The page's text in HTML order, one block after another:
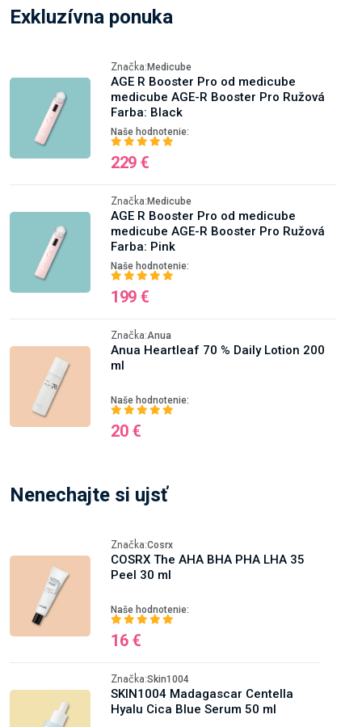
Exkluzívna ponuka
Značka: Medicube
AGE R Booster Pro od medicube
medicube AGE-R Booster Pro Ružová
Farba: Black
Naše hodnotenie:
229 €
Značka: Medicube
AGE R Booster Pro od medicube
medicube AGE-R Booster Pro Ružová
Farba: Pink
Naše hodnotenie:
199 €
Značka:Anua
Anua Heartleaf 70 % Daily Lotion 200
ml
Naše hodnotenie:
20 €
Nenechajte si ujsť
Značka:Cosrx
COSRX The AHA BHA PHA LHA 35
Peel 30 ml
Naše hodnotenie:
16 €
Značka:Skin1004
SKIN1004 Madagascar Centella
Hyalu Cica Blue Serum 50 ml